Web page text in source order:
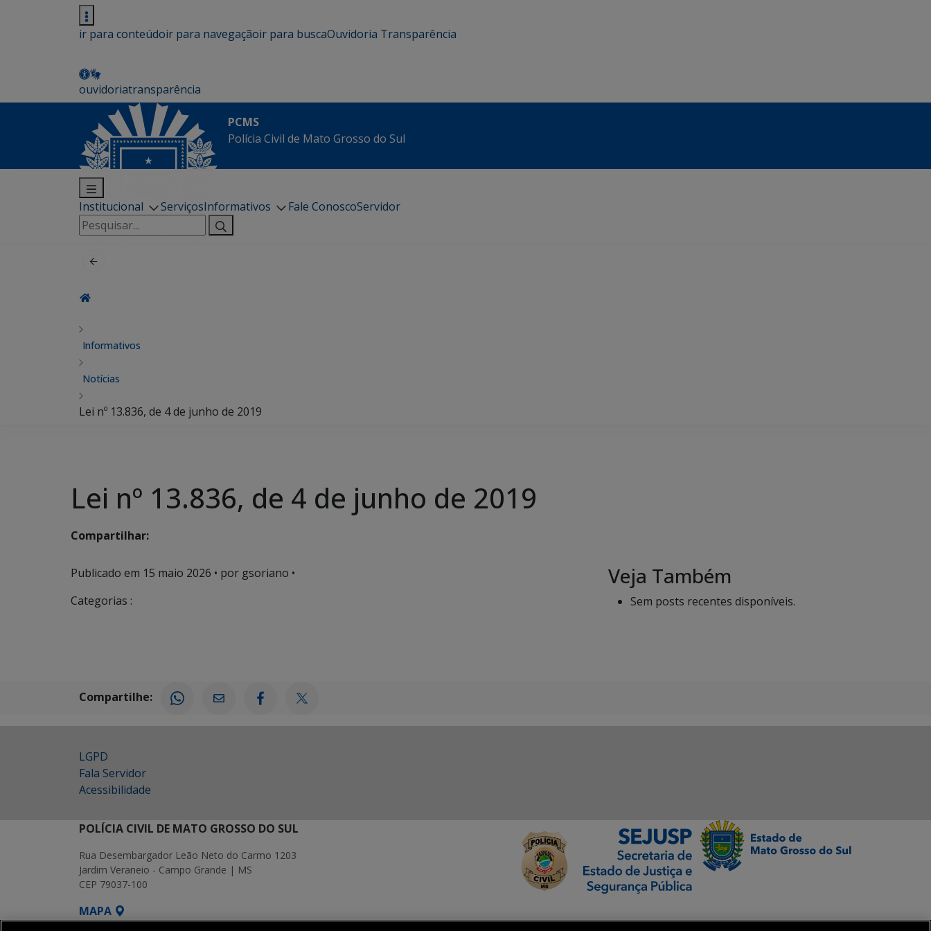
ir para conteúdoir para navegaçãoir para buscaOuvidoria Transparência
ouvidoriatransparência
PCMS
Polícia Civil de Mato Grosso do Sul
Institucional ServiçosInformativos Fale ConoscoServidor
Pesquisar
por:
Informativos
Notícias
Lei nº 13.836, de 4 de junho de 2019
Lei nº 13.836, de 4 de junho de 2019
Compartilhar:
Publicado em 15 maio 2026 • por gsoriano •
Categorias :
Veja Também
Sem posts recentes disponíveis.
Compartilhe:
LGPD
Fala Servidor
Acessibilidade
POLÍCIA CIVIL DE MATO GROSSO DO SUL
Rua Desembargador Leão Neto do Carmo 1203
Jardim Veraneio - Campo Grande | MS
CEP 79037-100
MAPA